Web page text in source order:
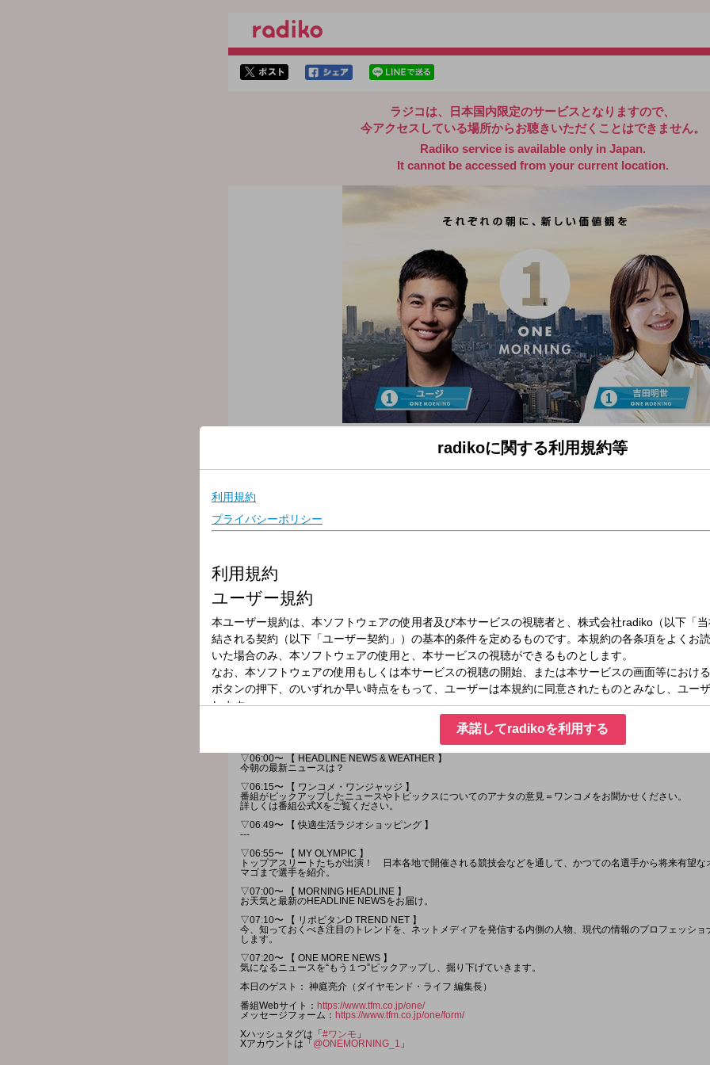
ラジコは、日本国内限定のサービスとなりますので、
今アクセスしている場所からお聴きいただくことはできません。
Radiko service is available only in Japan.
It cannot be accessed from your current location.
番組名
＜Kis-My-Ft2 玉森裕太さんのモーニングメッセージをお届け！＞
今朝は、6時30分頃にニューデジタルシングル「My Affection」をリリースされた、
Kis-My-Ft2 玉森裕太さんのモーニングメッセージをお届けします！
そしてメッセージテーマ、ワンコメは「職場の謎」
あなたが職場（もしくは学校）で謎だと思っている慣習、ルール、マナー、七不思議（!?）などを教えてくだ
【ユージ】と、【吉田明世】がお届けする 「ONE MORNING」。
今日も「ONE MORNING」で1日をスタートさせましょう！
#ワンモ で“あなたの声”も聞かせてください。 詳しくは番組のHPもしくは番組公式Xをご覧ください。
今週も朝に聴きたい【 Best Hits Request 】、エピソードと共にお待ちしています！！！
▽06:00〜 【 HEADLINE NEWS & WEATHER 】
今朝の最新ニュースは？
▽06:15〜 【 ワンコメ・ワンジャッジ 】
番組がピックアップしたニュースやトピックスについてのアナタの意見＝ワンコメをお聞かせください。
詳しくは番組公式Xをご覧ください。
▽06:49〜 【 快適生活ラジオショッピング 】
---
▽06:55〜 【 MY OLYMPIC 】
トップアスリートたちが出演！ 日本各地で開催される競技会などを通して、かつての名選手から将来有望な
マゴまで選手を紹介。
▽07:00〜 【 MORNING HEADLINE 】
お天気と最新のHEADLINE NEWSをお届け。
▽07:10〜 【 リポビタンD TREND NET 】
今、知っておくべき注目のトレンドを、ネットメディアを発信する内側の人物、現代の情報のプロフェッシ
します。
▽07:20〜 【 ONE MORE NEWS 】
気になるニュースを“もう１つ”ピックアップし、掘り下げていきます。
本日のゲスト： 神庭亮介（ダイヤモンド・ライフ 編集長）
番組Webサイト： https://www.tfm.co.jp/one/
メッセージフォーム： https://www.tfm.co.jp/one/form/
Xハッシュタグは「 #ワンモ 」
Xアカウントは「 @ONEMORNING_1 」
radikoに関する利用規約等
承諾してradikoを利用する